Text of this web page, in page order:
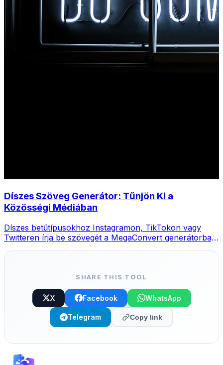
Díszes Szöveg Generátor: Tűnjön Ki a
Közösségi Médiában
Díszes betűtípusokhoz Instagramon, TikTokon vagy
Twitteren írja be szövegét a MegaConvert generátorba,
SHARE THIS TOOL
X Facebook WhatsApp
Telegram Copy link